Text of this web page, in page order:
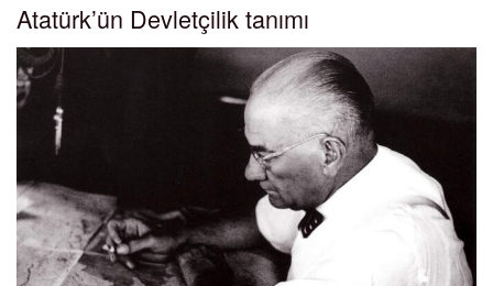
Atatürk’ün Devletçilik tanımı